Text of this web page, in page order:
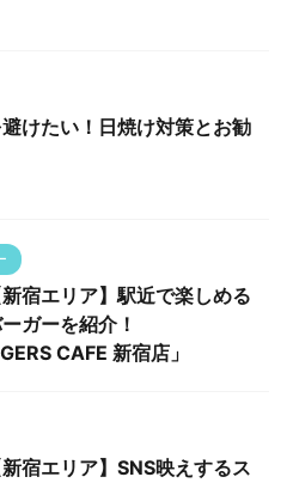
けたい！日焼け対策とお勧
新宿エリア】駅近で楽しめる
ガーを紹介！
CAFE 新宿店」
新宿エリア】SNS映えするス